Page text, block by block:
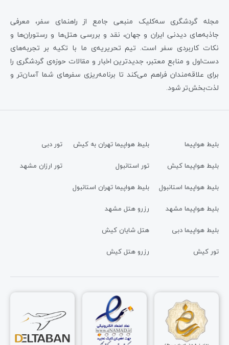
مجله گردشگری سه‌کلیک منبعی جامع از راهنمای سفر، معرفی
جاذبه‌های دیدنی ایران و جهان، نقد و بررسی هتل‌ها و رستوران‌ها و
نکات کاربردی سفر است. تیم تحریریه‌ی ما با تکیه بر تجربه‌های
دست‌اول و منابع معتبر، جدیدترین اخبار و مقالات حوزه‌ی گردشگری را
برای علاقه‌مندان فراهم می‌کند تا برنامه‌ریزی سفرهای شما آسان‌تر و
لذت‌بخش‌تر شود.
بلیط هواپیما
بلیط هواپیما کیش
بلیط هواپیما استانبول
بلیط هواپیما مشهد
بلیط هواپیما دبی
تور کیش
بلیط هواپیما تهران به کیش
تور استانبول
بلیط هواپیما تهران استانبول
رزرو هتل مشهد
هتل شایان کیش
رزرو هتل کیش
تور دبی
تور ارزان مشهد